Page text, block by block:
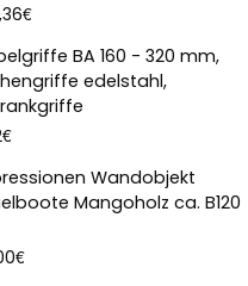
€
BA 160 - 320 mm,
edelstahl,
€
Wandobjekt
Mangoholz ca. B120
€